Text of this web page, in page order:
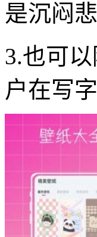
是沉闷
3.也可
户在写